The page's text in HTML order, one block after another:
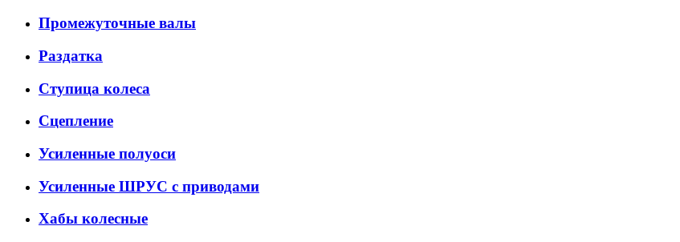
Промежуточные валы
Раздатка
Ступица колеса
Сцепление
Усиленные полуоси
Усиленные ШРУС с приводами
Хабы колесные